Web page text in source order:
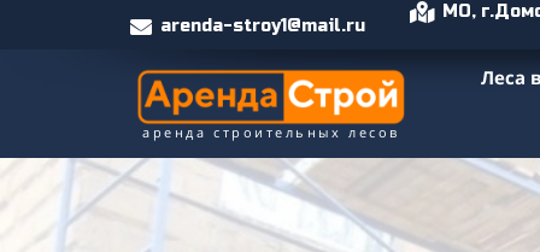
arenda-stroy1@mail.ru
МО,
аренда строительных лесов
Леса